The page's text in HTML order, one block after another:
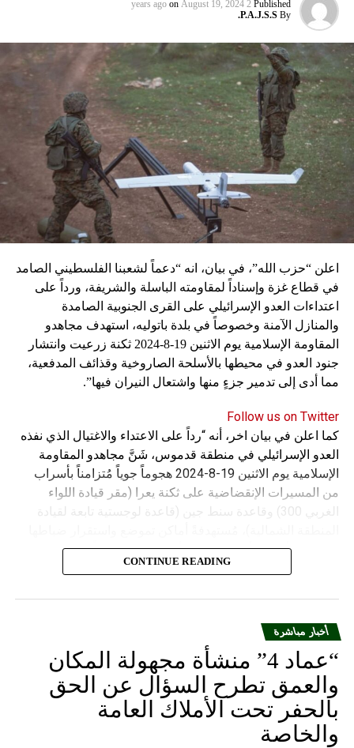
نسبه الحزب الى إسرائيل”.
Published
2 years ago
on August 19, 2024
By
P.A.J.S.S.
اعلن “حزب الله”، في بيان، انه “دعماً لشعبنا الفلسطيني الصامد
في قطاع غزة وإسناداً لمقاومته الباسلة ‌‏‌‏‌والشريفة، ورداً على
اعتداءات العدو الإسرائيلي على القرى الجنوبية الصامدة
والمنازل الآمنة وخصوصاً في بلدة باتوليه، استهدف مجاهدو
المقاومة الإسلامية يوم الاثنين 19-8-2024 ثكنة زرعيت وانتشار
جنود العدو في محيطها بالأسلحة الصاروخية وقذائف المدفعية،
مما أدى إلى تدمير جزءٍ منها واشتعال النيران فيها”.
Follow us on Twitter
كما اعلن في بيان اخر، أنه “رداً على الاعتداء والاغتيال الذي نفذه
العدو الإسرائيلي في منطقة قدموس، شَنَّ مجاهدو المقاومة
الإسلامية يوم الاثنين 19-8-2024 هجوماً جوياً مُتزامناً بأسراب
من المسيرات الإنقضاضية على ثكنة يعرا (مقر قيادة اللواء
الغربي 300) وقاعدة سنط جين (قاعدة لوجستية تابعة لقيادة
وجنودها وأصابت أهدافها بدقة وأوقعت فيهم عدداً من القتلى
CONTINUE READING
أخبار مباشرة
“عماد 4” منشأة مجهولة المكان
والعمق تطرح السؤال عن الحق
بالحفر تحت الأملاك العامة
والخاصة